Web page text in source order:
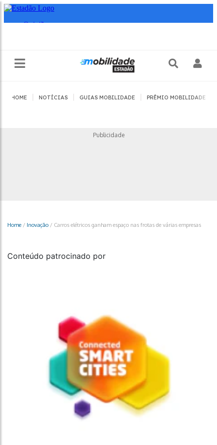
HOME NOTÍCIAS GUIAS MOBILIDADE PRÊMIO MOBILIDADE
Publicidade
Home / Inovação / Carros elétricos ganham espaço nas frotas de várias empresas
Conteúdo patrocinado por